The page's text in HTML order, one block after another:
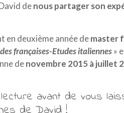
denous partager son
en deuxième année demaster
françaises-Etudes italiennes»
denovembre 2015 à juillet
avant de vous